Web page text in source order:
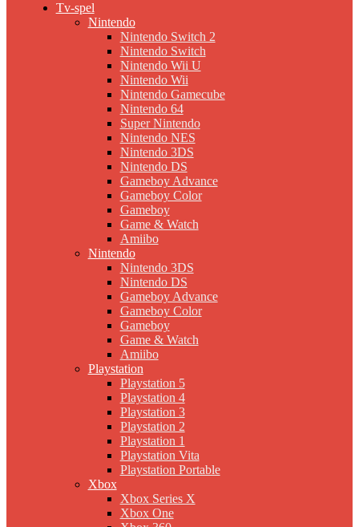
Tv-spel
Nintendo
Nintendo Switch 2
Nintendo Switch
Nintendo Wii U
Nintendo Wii
Nintendo Gamecube
Nintendo 64
Super Nintendo
Nintendo NES
Nintendo 3DS
Nintendo DS
Gameboy Advance
Gameboy Color
Gameboy
Game & Watch
Amiibo
Nintendo
Nintendo 3DS
Nintendo DS
Gameboy Advance
Gameboy Color
Gameboy
Game & Watch
Amiibo
Playstation
Playstation 5
Playstation 4
Playstation 3
Playstation 2
Playstation 1
Playstation Vita
Playstation Portable
Xbox
Xbox Series X
Xbox One